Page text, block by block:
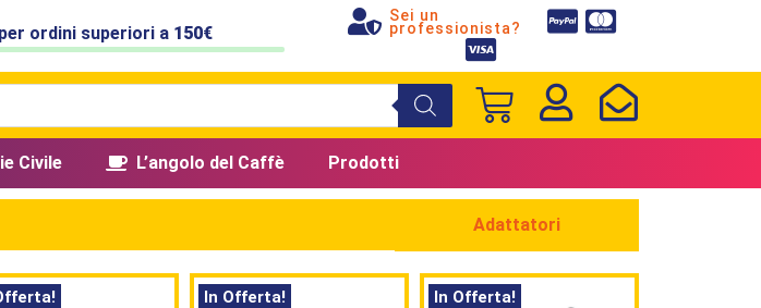
ordini superiori a 150€
Sei un
professionista?
Civile L’angolo del Caffè Prodotti
Adattatori
In Offerta! In Offerta!